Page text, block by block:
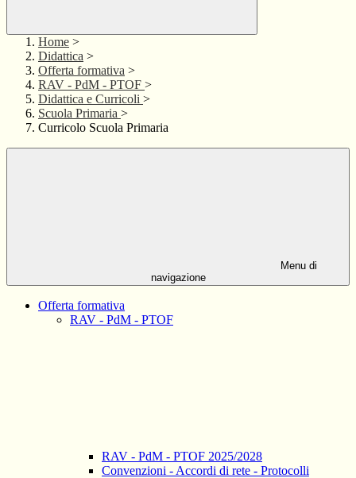
Home >
Didattica >
Offerta formativa >
RAV - PdM - PTOF >
Didattica e Curricoli >
Scuola Primaria >
Curricolo Scuola Primaria
Menu di
navigazione
Offerta formativa
RAV - PdM - PTOF
RAV - PdM - PTOF 2025/2028
Convenzioni - Accordi di rete - Protocolli